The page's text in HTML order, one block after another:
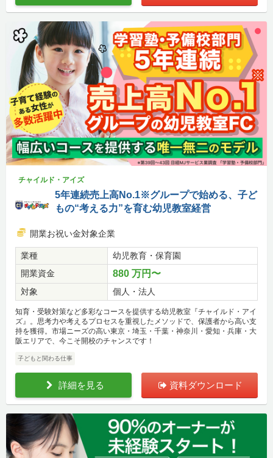
チャイルド・アイズ
5年連続売上高No.1※グループで始める、子ど
もの“考える力”を育む幼児教室経営
開業お祝い金対象企業
業種
幼児教育・保育園
開業資金
880 万円〜
対象 個人・法人
知育・受験対策など多彩なコースを提供する幼児教室『チャイルド・アイ
ズ』。思考力や考えるプロセスを重視したメソッドで、保護者から高い支
持を獲得。市場ニーズの高い東京・埼玉・千葉・神奈川・愛知・兵庫・大
阪エリアで、今こそ開校のチャンスです！
子どもと関わる仕事
詳細を見る 資料ダウンロード